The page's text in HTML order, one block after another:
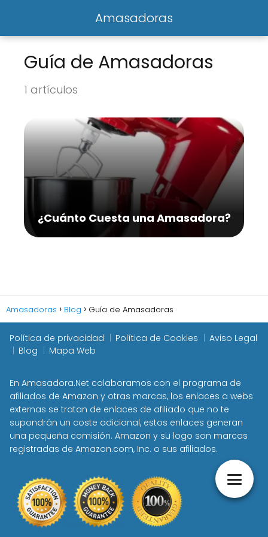
Amasadoras
Guía de Amasadoras
1 artículos
¿Cuánto Cuesta una Amasadora?
Amasadoras Blog Guía de Amasadoras
Política de privacidad Política de Cookies
Aviso Legal
Blog
Mapa Web
En Amasadora.Net colaboramos con el programa de
afiliados de Amazon y otras marcas, los enlaces a webs
externas se tratan de enlaces de afiliado que no te
supondrán un coste adicional, estos enlaces generan
una pequeña comisión. Amazon y su logo son marcas
registradas de Amazon.com, Inc. o sus afiliados.